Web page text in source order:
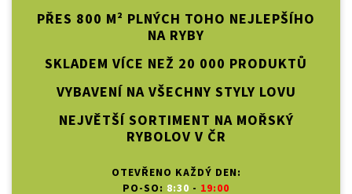
PŘES 800 M² PLNÝCH TOHO NEJLEPŠÍHO
NA RYBY
SKLADEM VÍCE NEŽ 20 000 PRODUKTŮ
VYBAVENÍ NA VŠECHNY STYLY LOVU
NEJVĚTŠÍ SORTIMENT NA MOŘSKÝ
RYBOLOV V ČR
OTEVŘENO KAŽDÝ DEN:
PO-SO: 8:30 - 19:00